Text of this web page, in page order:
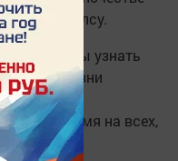
делится Алсу.
чтобы узнать
болезни
Несмотря
силы и время на всех,